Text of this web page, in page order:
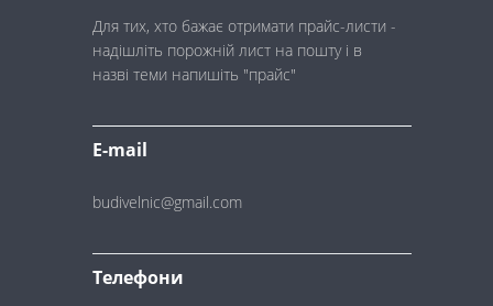
Для тих, хто бажає отримати прайс-листи -
надішліть порожній лист на пошту і в
назві теми напишіть "прайс"
E-mail
budivelnic@gmail.com
Телефони